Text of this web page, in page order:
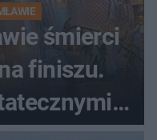
śmierci
finiszu.